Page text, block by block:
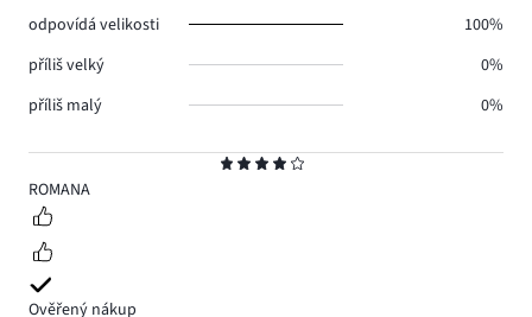
4
ROMANA
Ověřený nákup
odpovídá velikosti
100%
příliš velký
0%
příliš malý
0%